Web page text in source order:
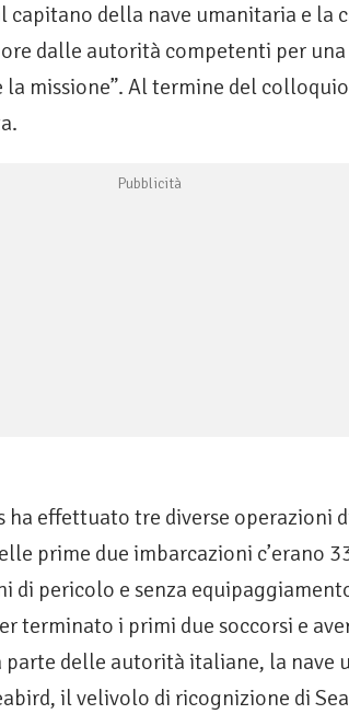
della nave umanitaria e la
dalle autorità competenti per
missione”. Al termine del
ha effettuato tre diverse operazioni
prime due imbarcazioni c’erano
di pericolo e senza
terminato i primi due soccorsi e
parte delle autorità italiane, la nave
il velivolo di ricognizione di